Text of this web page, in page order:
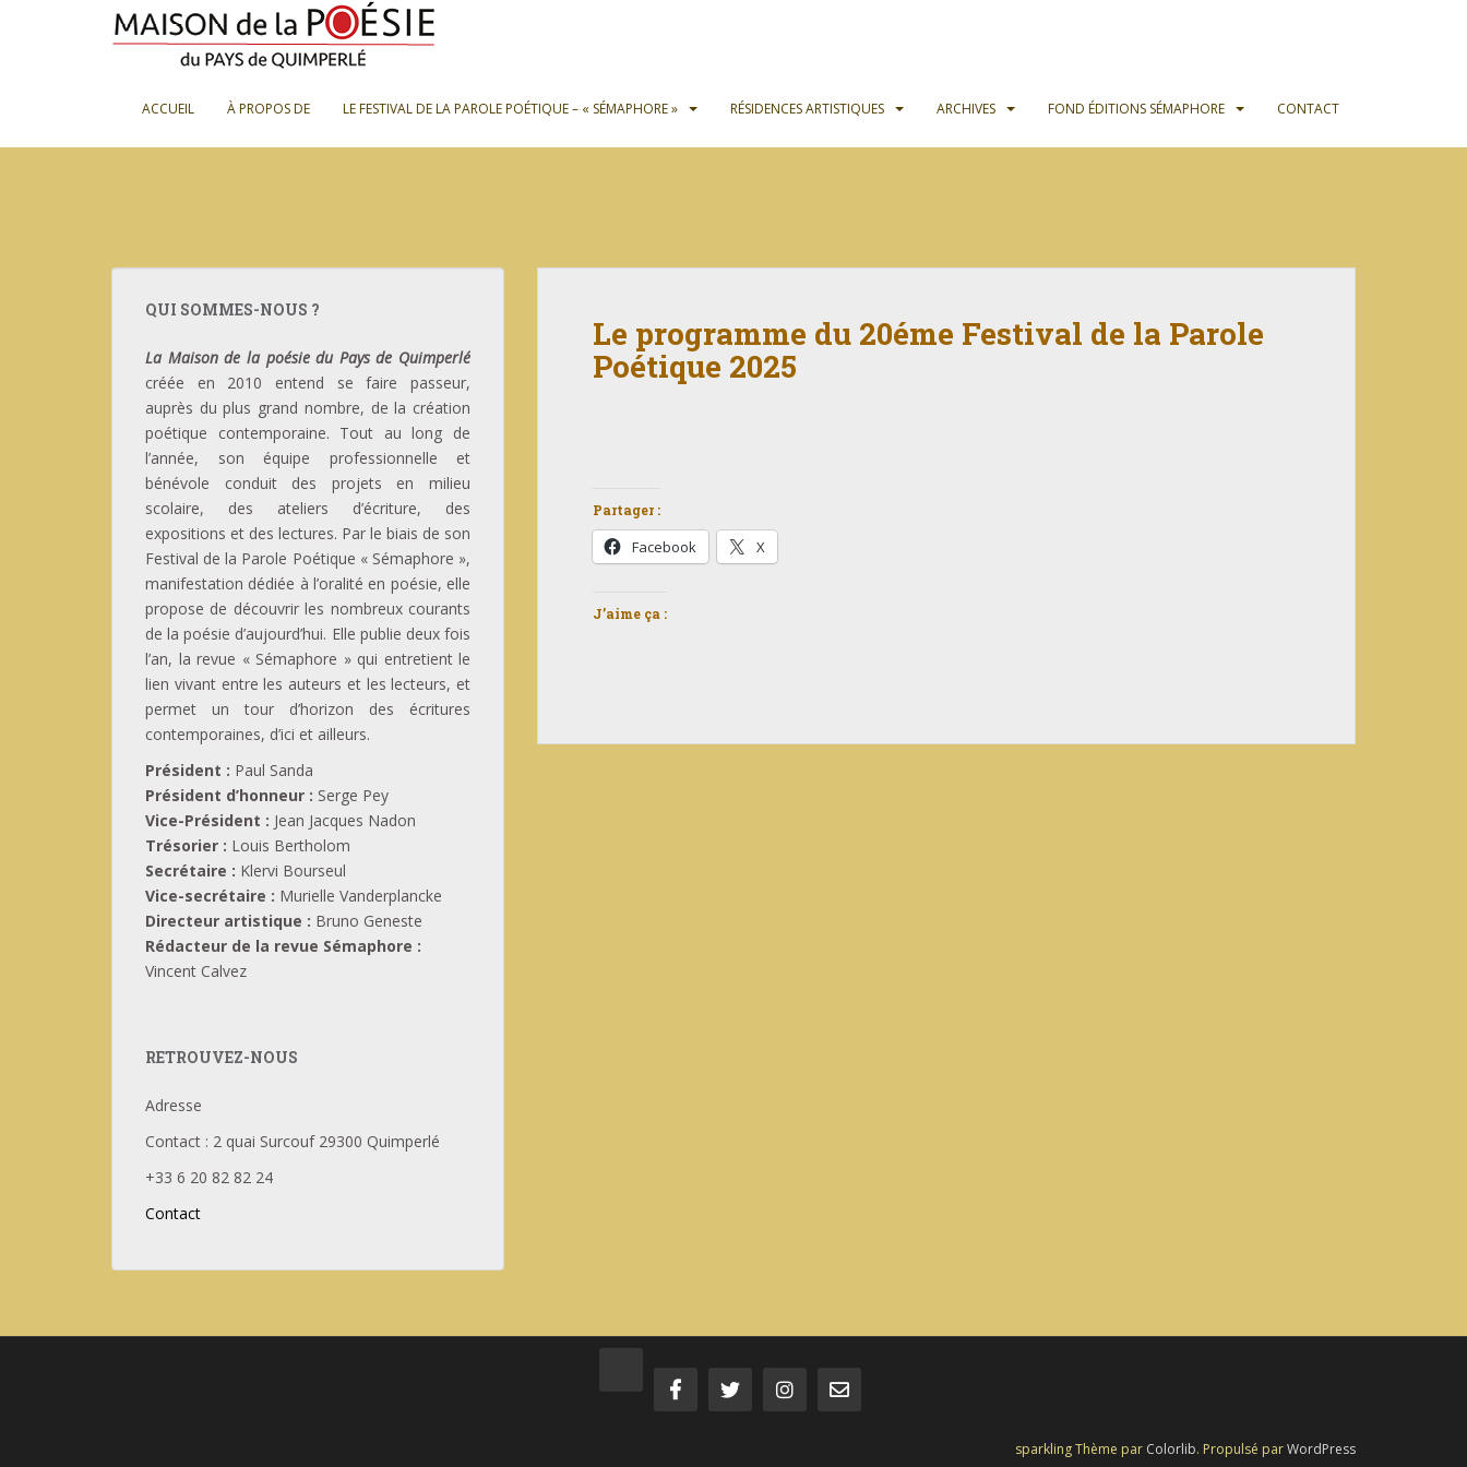
ACCUEIL À PROPOS DE LE FESTIVAL DE LA PAROLE POÉTIQUE – « SÉMAPHORE » RÉSIDENCES ARTISTIQUES ARCHIVES FOND ÉDITIONS SÉMAPHORE CONTACT
Le programme du 20éme Festival de la Parole
Poétique 2025
Partager :
Facebook X
J’aime ça :
QUI SOMMES-NOUS ?
La Maison de la poésie du Pays de Quimperlé
créée en 2010 entend se faire passeur,
auprès du plus grand nombre, de la création
poétique contemporaine. Tout au long de
l’année, son équipe professionnelle et
bénévole conduit des projets en milieu
scolaire, des ateliers d’écriture, des
expositions et des lectures. Par le biais de son
Festival de la Parole Poétique « Sémaphore »,
manifestation dédiée à l’oralité en poésie, elle
propose de découvrir les nombreux courants
de la poésie d’aujourd’hui. Elle publie deux fois
l’an, la revue « Sémaphore » qui entretient le
lien vivant entre les auteurs et les lecteurs, et
permet un tour d’horizon des écritures
contemporaines, d’ici et ailleurs.
Président : Paul Sanda
Président d’honneur : Serge Pey
Vice-Président : Jean Jacques Nadon
Trésorier : Louis Bertholom
Secrétaire : Klervi Bourseul
Vice-secrétaire : Murielle Vanderplancke
Directeur artistique : Bruno Geneste
Rédacteur de la revue Sémaphore :
Vincent Calvez
RETROUVEZ-NOUS
Adresse
Contact : 2 quai Surcouf 29300 Quimperlé
+33 6 20 82 82 24
Contact
sparkling Thème par Colorlib. Propulsé parWordPress